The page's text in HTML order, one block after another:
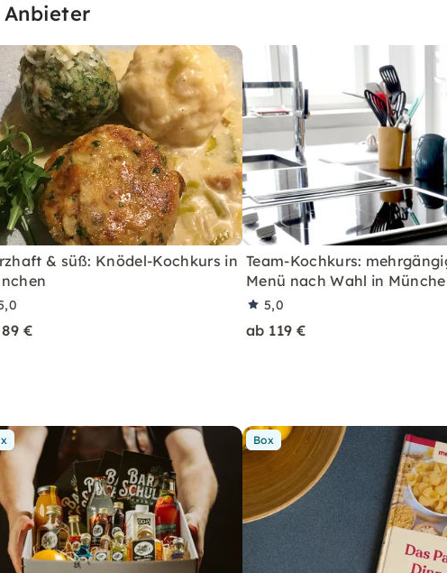
& süß: Knödel-Kochkurs in
€
Team-Kochkurs:
Menü nach Wahl in
5,0
ab 119 €
Box